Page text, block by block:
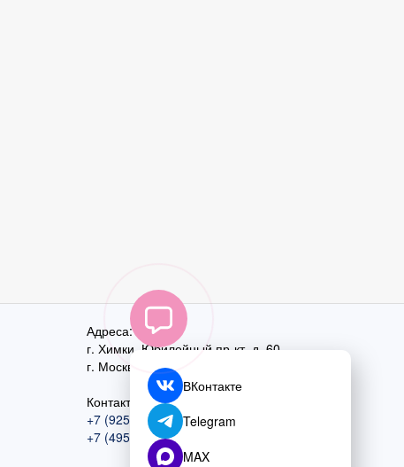
Адреса:
г. Химки, Юбилейный пр-кт, д. 60
г. Москва
ул. Перовская, д. 59
Контактный номер:
+7 (925) 585-74-27
+7 (495) 970-44-75
ВКонтакте
Telegram
MAX